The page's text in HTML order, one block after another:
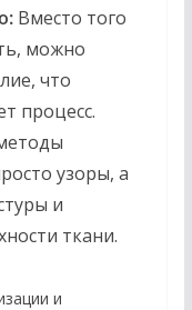
Вместо того
можно
что
процесс.
узоры, а
и
ткани.
и